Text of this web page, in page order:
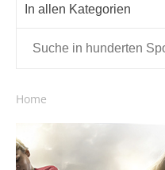
In allen Kategorien
Home